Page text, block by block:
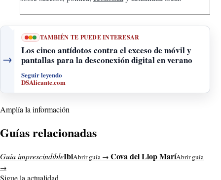
→
TAMBIÉN TE PUEDE INTERESAR
Los cinco antídotos contra el exceso de móvil y
pantallas para la desconexión digital en verano
Seguir leyendo
DSAlicante.com
Amplía la información
Guías relacionadas
Guía imprescindibleIbiAbrir guía → Cova del Llop MaríAbrir guía
→